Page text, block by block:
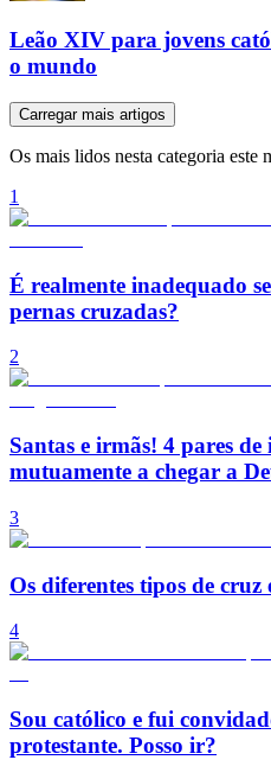
Leão XIV para jovens
o mundo
Carregar mais artigos
Os mais lidos nesta categoria este
1
É realmente inadequado
pernas cruzadas?
2
Santas e irmãs! 4 pares
mutuamente a chegar a
3
Os diferentes tipos de cruz
4
Sou católico e fui
protestante. Posso ir?